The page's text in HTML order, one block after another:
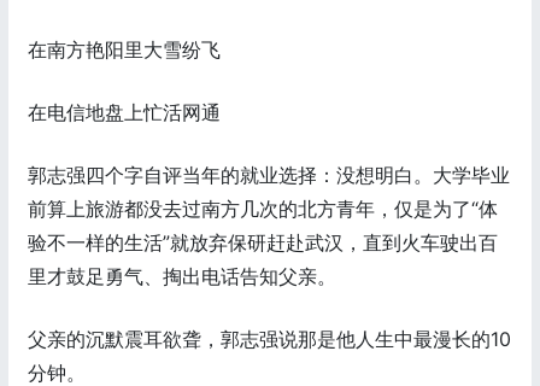
在南方艳阳里大雪纷飞
在电信地盘上忙活网通
郭志强四个字自评当年的就业选择：没想明白。大学毕业
前算上旅游都没去过南方几次的北方青年，仅是为了“体
验不一样的生活”就放弃保研赶赴武汉，直到火车驶出百
里才鼓足勇气、掏出电话告知父亲。
父亲的沉默震耳欲聋，郭志强说那是他人生中最漫长的10
分钟。